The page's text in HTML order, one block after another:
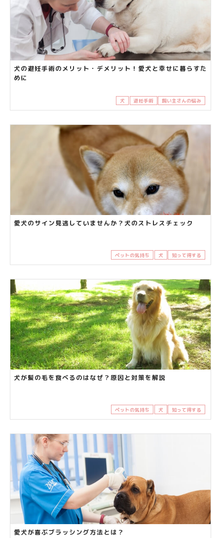
犬の避妊手術のメリット・デメリット！愛犬と幸せに暮らすた
めに
犬 避妊手術 飼い主さんの悩み
愛犬のサイン見逃していませんか？犬のストレスチェック
ペットの気持ち 犬 知って得する
犬が髪の毛を食べるのはなぜ？原因と対策を解説
ペットの気持ち 犬 知って得する
愛犬が喜ぶブラッシング方法とは？